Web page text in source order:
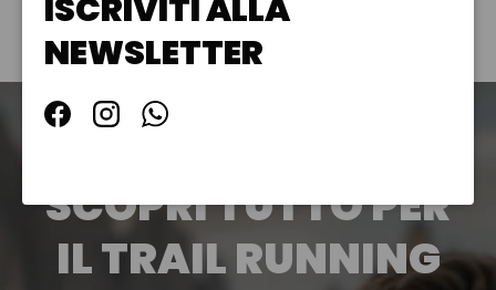
SCOPRI TUTTO PER
IL TRAIL RUNNING
NEWSLETTER
FacebookInstagramWhatsApp